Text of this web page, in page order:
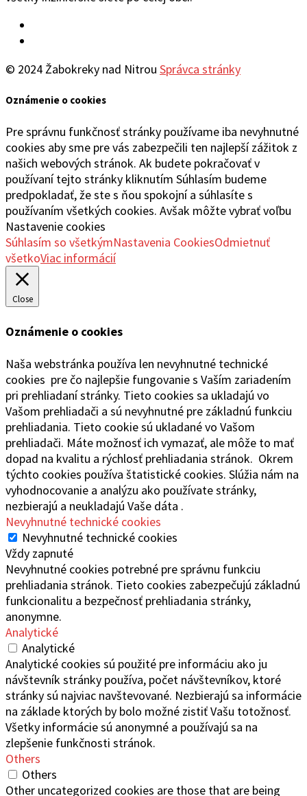
© 2024 Žabokreky nad Nitrou Správca stránky
Oznámenie o cookies
Pre správnu funkčnosť stránky používame iba nevyhnutné
cookies aby sme pre vás zabezpečili ten najlepší zážitok z
našich webových stránok. Ak budete pokračovať v
používaní tejto stránky kliknutím Súhlasím budeme
predpokladať, že ste s ňou spokojní a súhlasíte s
používaním všetkých cookies. Avšak môžte vybrať voľbu
Nastavenie cookies
Súhlasím so všetkýmNastavenia CookiesOdmietnuť
všetkoViac informácií
Close
Oznámenie o cookies
Naša webstránka používa len nevyhnutné technické
cookies pre čo najlepšie fungovanie s Vaším zariadením
pri prehliadaní stránky. Tieto cookies sa ukladajú vo
Vašom prehliadači a sú nevyhnutné pre základnú funkciu
prehliadania. Tieto cookie sú ukladané vo Vašom
prehliadači. Máte možnosť ich vymazať, ale môže to mať
dopad na kvalitu a rýchlosť prehliadania stránok. Okrem
týchto cookies používa štatistické cookies. Slúžia nám na
vyhodnocovanie a analýzu ako používate stránky,
nezbierajú a neukladajú Vaše dáta .
Nevyhnutné technické cookies
Nevyhnutné technické cookies
Vždy zapnuté
Nevyhnutné cookies potrebné pre správnu funkciu
prehliadania stránok. Tieto cookies zabezpečujú základnú
funkcionalitu a bezpečnosť prehliadania stránky,
anonymne.
Analytické
Analytické
Analytické cookies sú použité pre informáciu ako ju
návštevník stránky používa, počet návštevníkov, ktoré
stránky sú najviac navštevované. Nezbierajú sa informácie
na základe ktorých by bolo možné zistiť Vašu totožnosť.
Všetky informácie sú anonymné a používajú sa na
zlepšenie funkčnosti stránok.
Others
Others
Other uncategorized cookies are those that are being